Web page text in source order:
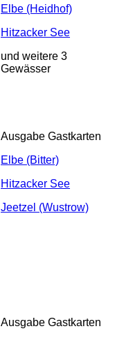
Elbe (Heidhof)
Hitzacker See
und weitere 3
Gewässer
Ausgabe Gastkarten
Elbe (Bitter)
Hitzacker See
Jeetzel (Wustrow)
Ausgabe Gastkarten